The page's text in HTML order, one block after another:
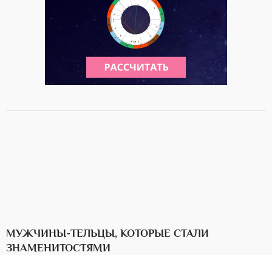
МУЖЧИНЫ-ТЕЛЬЦЫ, КОТОРЫЕ СТАЛИ
ЗНАМЕНИТОСТЯМИ